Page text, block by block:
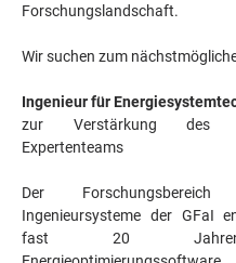
Forschungslandschaft.
Wir suchen zum
Ingenieur für
zur Verstärkung des
Expertenteams
Der Forschungsbereich
Ingenieursysteme der GFaI
fast 20